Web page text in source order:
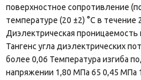
поверхностное сопротивление
температуре (20 ±2) °С в течение
Диэлектрическая проницаемость
Тангенс угла диэлектрических
более 0,06 Температура изгиба
напряжении 1,80 МПа 65 0,45